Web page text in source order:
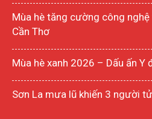
Mùa hè tăng cường công
Cần Thơ
Mùa hè xanh 2026 – Dấu ấn Y
Sơn La mưa lũ khiến 3 người